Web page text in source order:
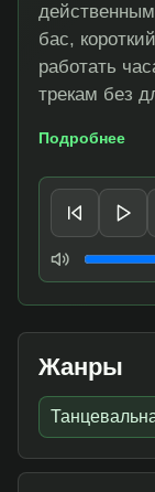
бас,
работать
трекам без
Подробнее
Громкость
Жанры